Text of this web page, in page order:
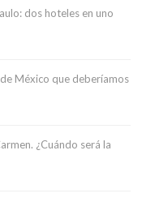
dos hoteles en uno
México que deberíamos
¿Cuándo será la